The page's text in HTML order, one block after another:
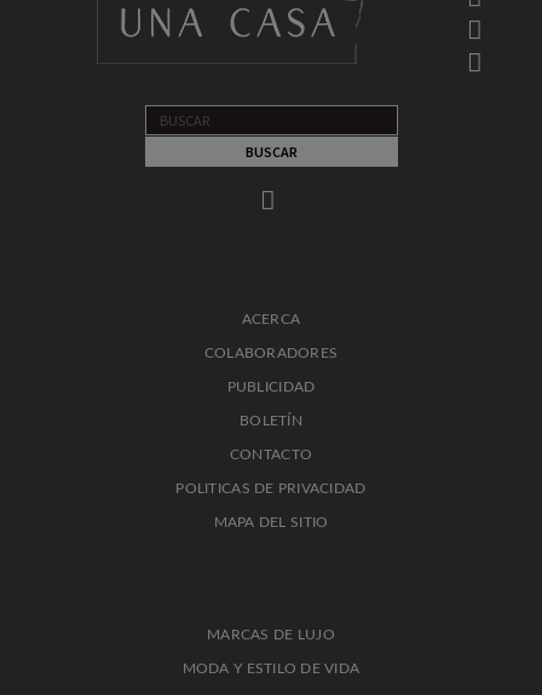
ACERCA
COLABORADORES
PUBLICIDAD
BOLETÍN
CONTACTO
POLITICAS DE PRIVACIDAD
MAPA DEL SITIO
MARCAS DE LUJO
MODA Y ESTILO DE VIDA